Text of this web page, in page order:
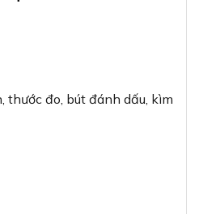
thước đo, bút đánh dấu, kìm